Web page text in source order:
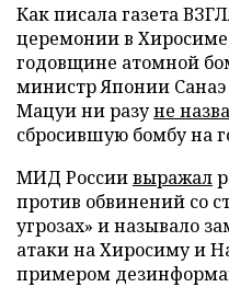
Как писала газета
церемонии в
годовщине атомной
министр Японии
Мацуи ни разуне
сбросившую бомбу на
МИД Россиивыражал
против обвинений со
угрозах» и называло
атаки на Хиросиму и
примером